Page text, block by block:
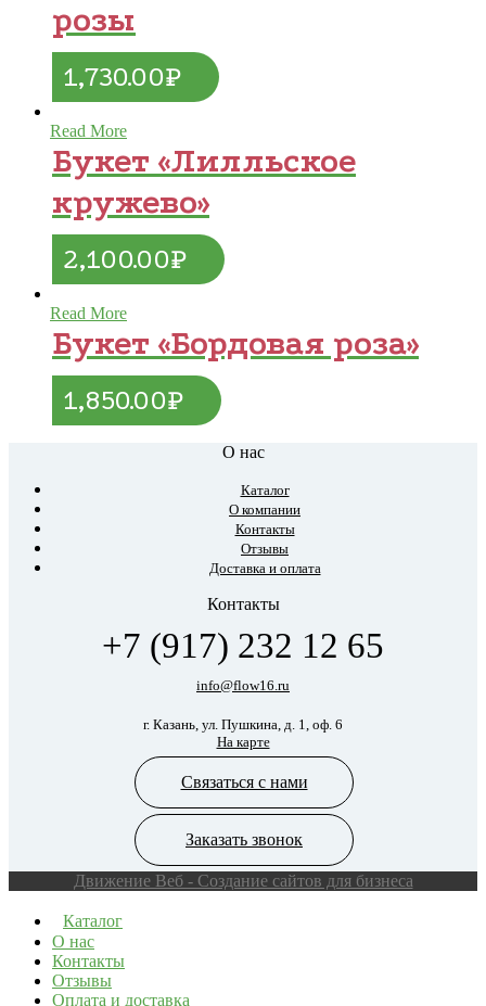
розы
1,730.00₽
Read More
Букет «Лилльское
кружево»
2,100.00₽
Read More
Букет «Бордовая роза»
1,850.00₽
О нас
Каталог
О компании
Контакты
Отзывы
Доставка и оплата
Контакты
+7 (917) 232 12 65
info@flow16.ru
г. Казань, ул. Пушкина, д. 1, оф. 6
На карте
Связаться с нами
Заказать звонок
Движение Веб - Создание сайтов для бизнеса
Каталог
О нас
Контакты
Отзывы
Оплата и доставка